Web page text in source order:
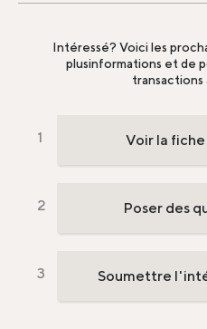
Intéressé? Voici les
plusinformations et de
transactions
Voir la
Poser des
Soumettre